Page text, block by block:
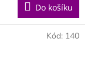
Do košíku
Kód: 140